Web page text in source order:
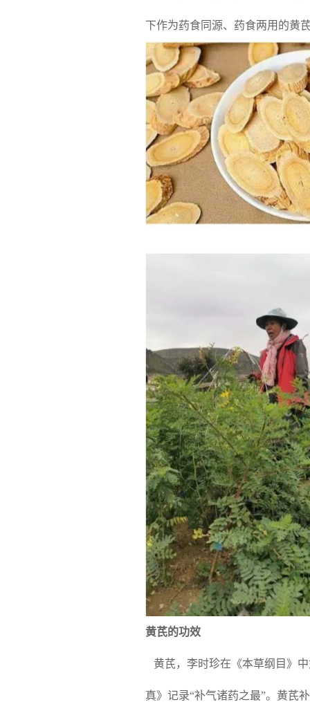
下作为药食同源、药食两用的黄
黄芪的功效
黄芪，李时珍在《本草纲目》
真》记录“补气诸药之最”。黄芪